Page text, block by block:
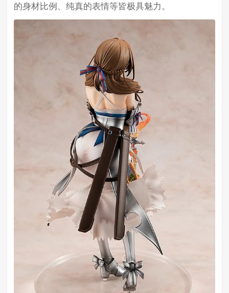
的身材比例、纯真的表情等皆极具魅力。